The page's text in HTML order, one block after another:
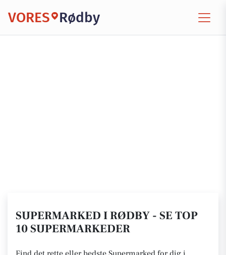
VORES Rødby
SUPERMARKED I RØDBY - SE TOP
10 SUPERMARKEDER